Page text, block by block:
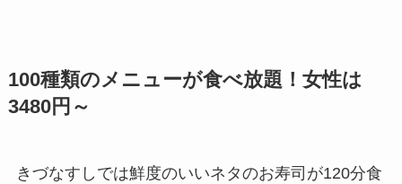
100種類のメニューが食べ放題！女性は
3480円～
きづなすしでは鮮度のいいネタのお寿司が120分食